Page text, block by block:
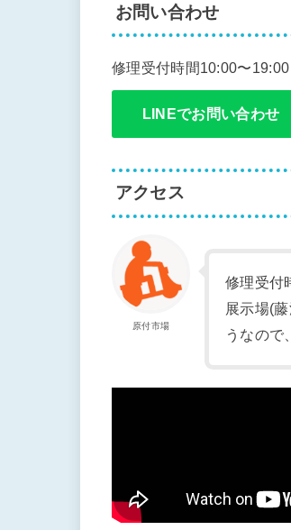
お問い合わせ
修理受付時間10:00〜19:00
LINEでお問い合わせ
アクセス
原付市場
修理受付
展示場(
うなので